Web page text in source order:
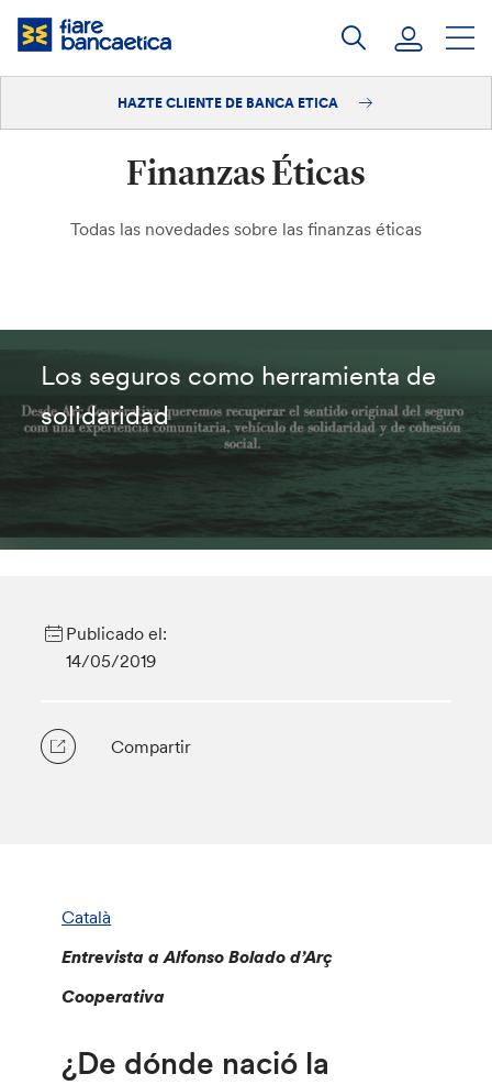
Saltar
HAZTE CLIENTE DE BANCA ETICA
Finanzas Éticas
Todas las novedades sobre las finanzas éticas
Los seguros como herramienta de
solidaridad
Publicado el:
14/05/2019
Compartir
Català
Entrevista a Alfonso Bolado d’Arç
Cooperativa
¿De dónde nació la